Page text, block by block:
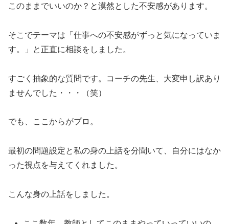
このままでいいのか？と漠然とした不安感があります。
そこでテーマは「仕事への不安感がずっと気になっていま
す。」と正直に相談をしました。
すごく抽象的な質問です。コーチの先生、大変申し訳あり
ませんでした・・・（笑）
でも、ここからがプロ。
最初の問題設定と私の身の上話を分聞いて、自分にはなか
った視点を与えてくれました。
こんな身の上話をしました。